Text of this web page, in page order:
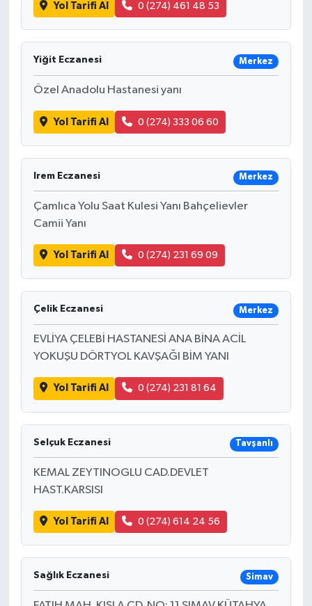
Yol Tarifi Al 0 (274) 461 48 53
Yiğit Eczanesi Merkez
Özel Anadolu Hastanesi yanı
Yol Tarifi Al 0 (274) 333 06 60
Irem Eczanesi Merkez
Çamlıca Yolu Saat Kulesi Yanı Bahçelievler
Camii Yanı
Yol Tarifi Al 0 (274) 231 69 09
Çelik Eczanesi Merkez
EVLİYA ÇELEBİ HASTANESİ ANA BİNA ACİL
YOKUŞU DÖRTYOL KAVŞAĞI BİM YANI
Yol Tarifi Al 0 (274) 231 81 64
Selçuk Eczanesi Tavşanlı
KEMAL ZEYTINOGLU CAD.DEVLET
HAST.KARSISI
Yol Tarifi Al 0 (274) 614 24 56
Sağlık Eczanesi Simav